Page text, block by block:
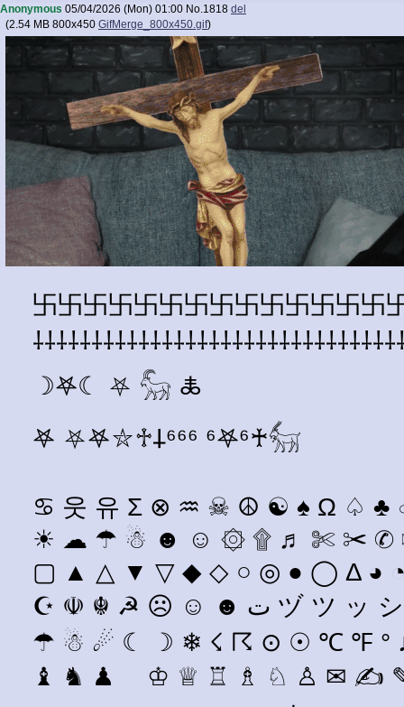
Anonymous 05/04/2026 (Mon) 01:00 No.1818 del
(2.54 MB 800x450 GifMerge_800x450.gif)
卐卐卐卐卐卐卐卐卐卐卐卐卐卐
☽𖤐☾ ⛧ 𓃵 🜏
𖤐 ⛧𖤐⛥♱𐕣⁶⁶⁶ ⁶𖤐⁶♰𓃶
♋ 웃 유 Σ ⊗ ♒ ☠ ☮ ☯ ♠ Ω
☿ ❤ ❥ ❦ ❧ ™ ® © ✗ ✘ ⊗ ♒
▢ ▲ △ ▼ ▽ ◆ ◇ ○ ◎ ● ◯ Δ ◕
☪ ☫ ☬ ☭ ☹ ☺ ☻ ت ヅ ツ ッ シ Ü ϡ ♋ ♂ ♀ ☿ ♥ ❤ ❥ 웃 유 ♡ ۵ ❣ ☼ ☀ ☁
☂ ☃ ☄ ☾ ☽ ❄ ☇ ☈ ⊙ ☉ ℃ ℉ °
♝ ♞ ♟ ♔ ♕ ♖ ♗ ♘ ♙ ✉ ✍